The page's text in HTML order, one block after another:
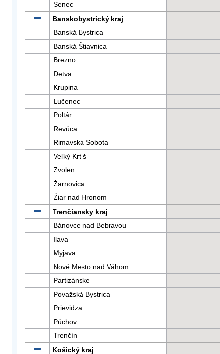
Senec
Banskobystrický kraj
Banská Bystrica
Banská Štiavnica
Brezno
Detva
Krupina
Lučenec
Poltár
Revúca
Rimavská Sobota
Veľký Krtíš
Zvolen
Žarnovica
Žiar nad Hronom
Trenčiansky kraj
Bánovce nad Bebravou
Ilava
Myjava
Nové Mesto nad Váhom
Partizánske
Považská Bystrica
Prievidza
Púchov
Trenčín
Košický kraj